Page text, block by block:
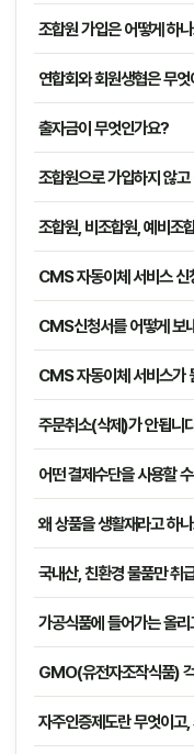
조합원 가입은 어떻게 하
연합회와 회원생협은 무
출자금이 무엇인가요?
조합원으로 가입하지 않
조합원, 비조합원, 예비조
CMS 자동이체 서비스 신
CMS신청서를 어떻게 보
CMS 자동이체 서비스가
주문취소(삭제)가 안됩니
어떤 결제수단을 사용할
왜 상품을 생활재라고 하
국내산, 친환경 물품만 취
가공식품에 들어가는 올
GMO(유전자조작식품)
자주인증제도란 무엇이고